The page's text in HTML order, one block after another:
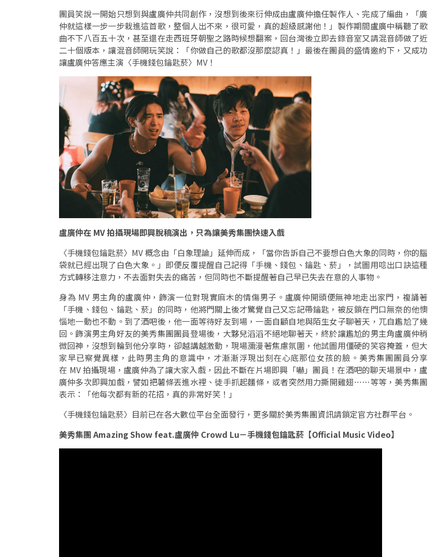
團員笑說一開始只想到與盧廣仲共同創作，沒想到後來衍伸成由盧廣仲擔任製作人、完成了編曲，「廣
仲就這樣一步一步栽進這首歌，整個人出不來，很可愛，真的超級感謝他！」製作期間盧廣中稱聽了歌
曲不下八百五十次，甚至還在走西班牙朝聖之路時候想翻案，回台灣後立即去錄音室又請混音師做了近
二十個版本，讓混音師開玩笑說：「你做自己的歌都沒那麼認真！」最後在團員的盛情邀約下，又成功
讓盧廣仲答應主演〈手機錢包鑰匙菸〉MV！
盧廣仲在 MV 拍攝現場即興脫稿演出，只為讓美秀集團快速入戲
〈手機錢包鑰匙菸〉MV 概念由「白象理論」延伸而成，「當你告訴自己不要想白色大象的同時，你的腦
袋就已經出現了白色大象。」即便反覆提醒自己記得「手機、錢包、鑰匙、菸」，試圖用唸出口訣這種
方式轉移注意力，不去面對失去的痛苦，但同時也不斷提醒著自己早已失去在意的人事物。
身為 MV 男主角的盧廣仲，飾演一位對現實麻木的情傷男子。盧廣仲開頭便無神地走出家門，複誦著
「手機、錢包、鑰匙、菸」的同時，他將門關上後才驚覺自己又忘記帶鑰匙，被反鎖在門口無奈的他懊
惱地一動也不動。到了酒吧後，他一面等待好友到場，一面自顧自地與陌生女子聊著天，兀自尷尬了幾
回。飾演男主角好友的美秀集團團員登場後，大夥兒滔滔不絕地聊著天，終於讓尷尬的男主角盧廣仲稍
微回神，沒想到輪到他分享時，卻越講越激動，現場瀰漫著焦慮氛圍，他試圖用僵硬的笑容掩蓋，但大
家早已察覺異樣，此時男主角的意識中，才漸漸浮現出刻在心底那位女孩的臉。美秀集團團員分享
在 MV 拍攝現場，盧廣仲為了讓大家入戲，因此不斷在片場即興「嚇」團員！在酒吧的聊天場景中，盧
廣仲多次即興加戲，譬如把薯條丟進水裡、徒手抓起麵條，或者突然用力撕開雞翅⋯⋯等等，美秀集團
表示：「他每次都有新的花招，真的非常好笑！」
〈手機錢包鑰匙菸〉目前已在各大數位平台全面發行，更多關於美秀集團資訊請鎖定官方社群平台。
美秀集團 Amazing Show feat.盧廣仲 Crowd Lu－手機錢包鑰匙菸【Official Music Video】